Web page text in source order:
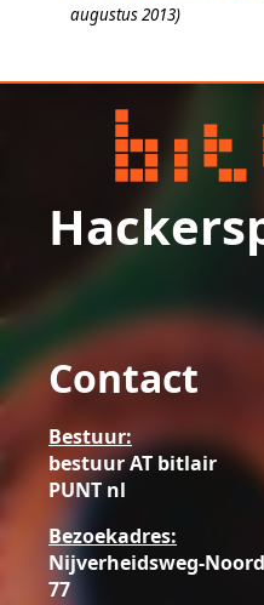
augustus 2013)
Contact
Bestuur:
bestuur AT bitlair
PUNT nl
Bezoekadres:
Nijverheidsweg-Noord
77